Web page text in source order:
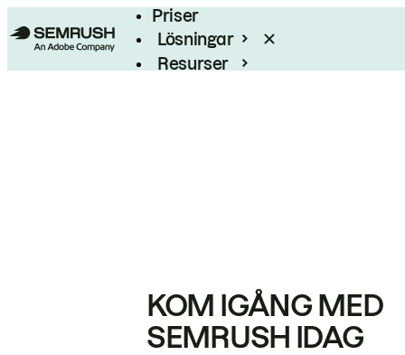
Priser
Lösningar
Resurser
KOM IGÅNG MED
SEMRUSH IDAG